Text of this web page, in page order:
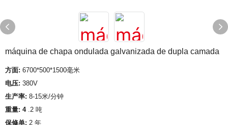
máquina de chapa ondulada galvanizada de dupla camada
方面: 6700*500*1500毫米
电压: 380V
生产率: 8-15米/分钟
重量: 4 .2 吨
保修单: 2 年